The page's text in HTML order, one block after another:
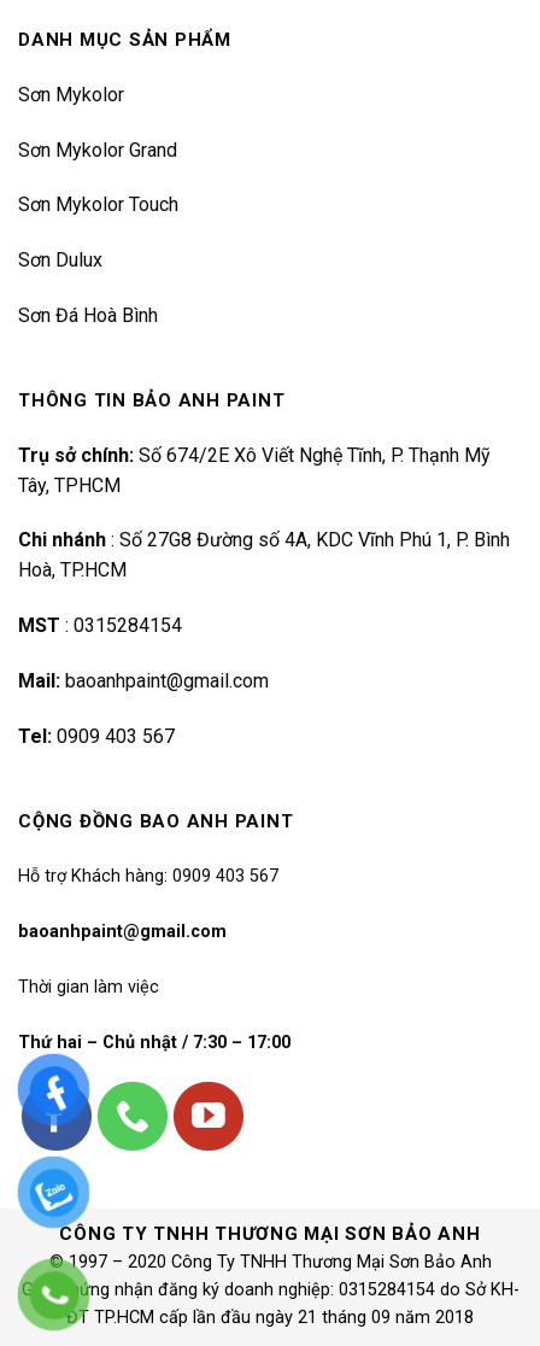
DANH MỤC SẢN PHẨM
Sơn Mykolor
Sơn Mykolor Grand
Sơn Mykolor Touch
Sơn Dulux
Sơn Đá Hoà Bình
THÔNG TIN BẢO ANH PAINT
Trụ sở chính: Số 674/2E Xô Viết Nghệ Tĩnh, P. Thạnh Mỹ
Tây, TPHCM
Chi nhánh : Số 27G8 Đường số 4A, KDC Vĩnh Phú 1, P. Bình
Hoà, TP.HCM
MST : 0315284154
Mail: baoanhpaint@gmail.com
Tel: 0909 403 567
CỘNG ĐỒNG BAO ANH PAINT
Hỗ trợ Khách hàng: 0909 403 567
baoanhpaint@gmail.com
Thời gian làm việc
Thứ hai – Chủ nhật / 7:30 – 17:00
CÔNG TY TNHH THƯƠNG MẠI SƠN BẢO ANH
© 1997 – 2020 Công Ty TNHH Thương Mại Sơn Bảo Anh
Giấy chứng nhận đăng ký doanh nghiệp: 0315284154 do Sở KH-
ĐT TP.HCM cấp lần đầu ngày 21 tháng 09 năm 2018